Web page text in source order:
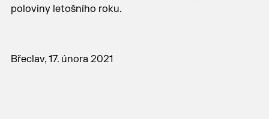
poloviny letošního roku.
Břeclav, 17. února 2021